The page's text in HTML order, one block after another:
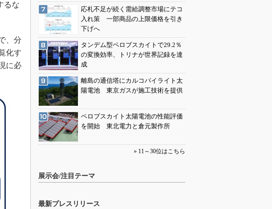
るな
、分
化す
に必
応札不足が続く需給調整市場にテコ
入れ策 一部商品の上限価格を引き
下げへ
タンデム型ペロブスカイトで29.2％
の変換効率、トリナが世界記録を達
成
離島の通信塔にカルコパイライト太
陽電池 東京ガスが施工技術を提供
ペロブスカイト太陽電池の性能評価
を開始 東北電力と倉元製作所
» 11～30位はこちら
展示会/注目テーマ
最新プレスリリース